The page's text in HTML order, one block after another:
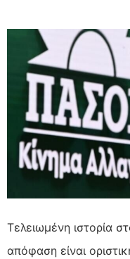
Τελειωμένη ιστορία
απόφαση είναι